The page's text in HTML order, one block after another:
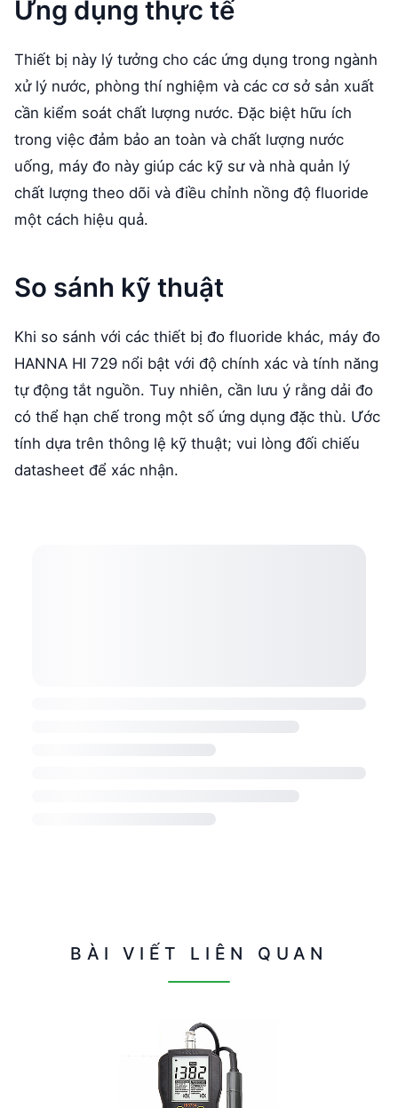
Ứng dụng thực tế
Thiết bị này lý tưởng cho các ứng dụng trong ngành
xử lý nước, phòng thí nghiệm và các cơ sở sản xuất
cần kiểm soát chất lượng nước. Đặc biệt hữu ích
trong việc đảm bảo an toàn và chất lượng nước
uống, máy đo này giúp các kỹ sư và nhà quản lý
chất lượng theo dõi và điều chỉnh nồng độ fluoride
một cách hiệu quả.
So sánh kỹ thuật
Khi so sánh với các thiết bị đo fluoride khác, máy đo
HANNA HI 729 nổi bật với độ chính xác và tính năng
tự động tắt nguồn. Tuy nhiên, cần lưu ý rằng dải đo
có thể hạn chế trong một số ứng dụng đặc thù. Ước
tính dựa trên thông lệ kỹ thuật; vui lòng đối chiếu
datasheet để xác nhận.
BÀI VIẾT LIÊN QUAN